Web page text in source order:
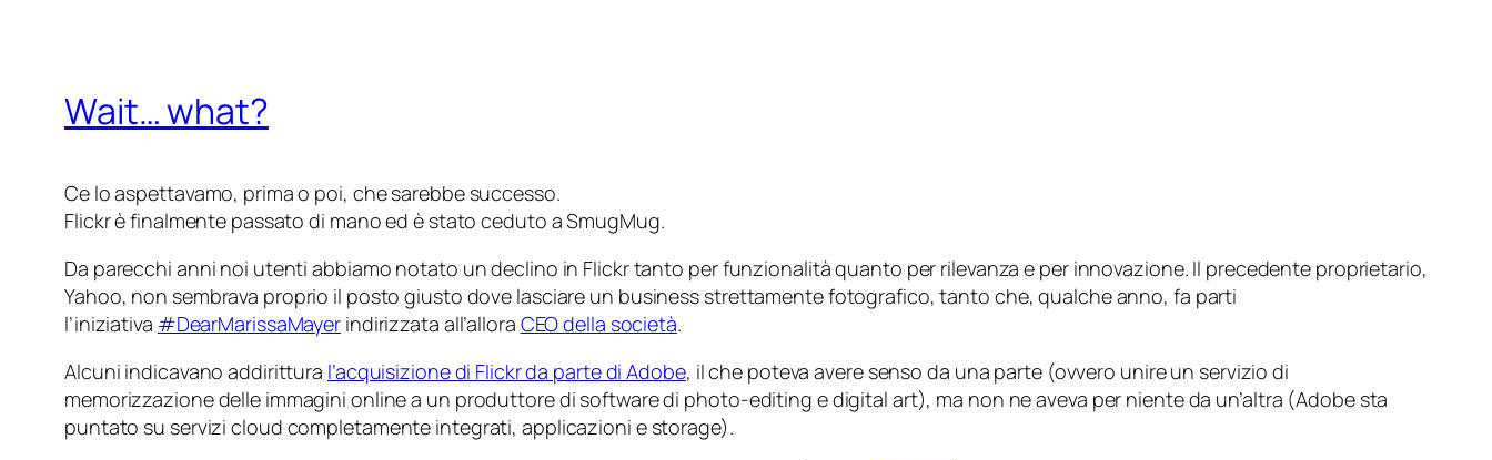
Wait… what?
Ce lo aspettavamo, prima o poi, che sarebbe successo.
Flickr è finalmente passato di mano ed è stato ceduto a SmugMug.
Da parecchi anni noi utenti abbiamo notato un declino in Flickr tanto per funzionalità quanto per rilevanza e per innovazione. Il precedente proprietario,
Yahoo, non sembrava proprio il posto giusto dove lasciare un business strettamente fotografico, tanto che, qualche anno, fa parti
l’iniziativa #DearMarissaMayer indirizzata all’allora CEO della società.
Alcuni indicavano addirittura l’acquisizione di Flickr da parte di Adobe, il che poteva avere senso da una parte (ovvero unire un servizio di
memorizzazione delle immagini online a un produttore di software di photo-editing edigital art), ma non ne aveva per niente da un’altra (Adobe sta
puntato su servizicloud completamente integrati, applicazioni estorage).